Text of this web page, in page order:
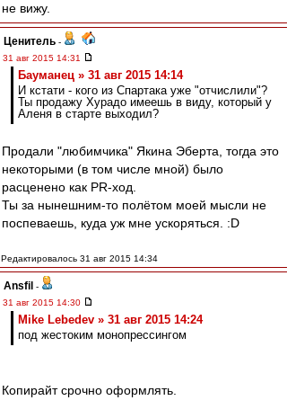
не вижу.
Ценитель -
31 авг 2015 14:31
Бауманец » 31 авг 2015 14:14
И кстати - кого из Спартака уже "отчислили"?
Ты продажу Хурадо имеешь в виду, который у
Аленя в старте выходил?
Продали "любимчика" Якина Эберта, тогда это
некоторыми (в том числе мной) было
расценено как PR-ход.
Ты за нынешним-то полётом моей мысли не
поспеваешь, куда уж мне ускоряться. :D
Редактировалось 31 авг 2015 14:34
Ansfil -
31 авг 2015 14:30
Mike Lebedev » 31 авг 2015 14:24
под жестоким монопрессингом
Копирайт срочно оформлять.